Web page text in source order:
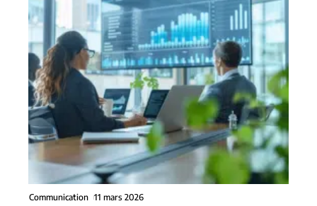
Communication 11 mars 2026